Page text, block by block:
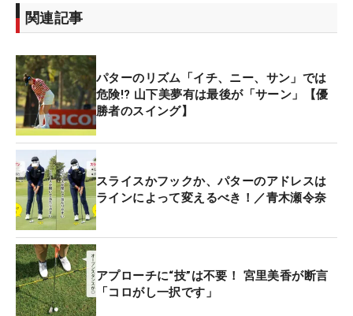
関連記事
パターのリズム「イチ、ニー、サン」では
危険!? 山下美夢有は最後が「サーン」【優
勝者のスイング】
スライスかフックか、パターのアドレスは
ラインによって変えるべき！／青木瀬令奈
アプローチに“技”は不要！ 宮里美香が断言
「コロがし一択です」